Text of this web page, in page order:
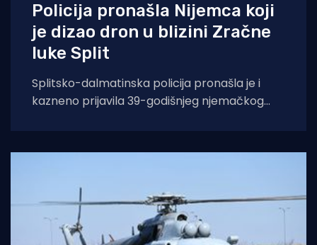
Policija pronašla Nijemca koji
je dizao dron u blizini Zračne
luke Split
Splitsko-dalmatinska policija pronašla je i
kazneno prijavila 39-godišnjeg njemačkog